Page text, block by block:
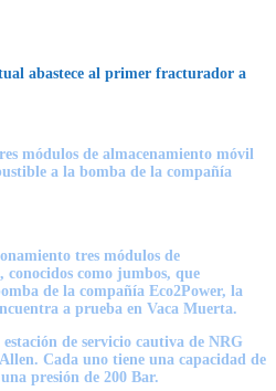
abastece al primer fracturador a
módulos de almacenamiento móvil
a la bomba de la compañía
tres módulos de
, conocidos como jumbos, que
de la compañía Eco2Power, la
a prueba en Vaca Muerta.
de servicio cautiva de NRG
Cada uno tiene una capacidad de
presión de 200 Bar.